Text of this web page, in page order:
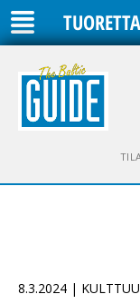
8.3.2024 |